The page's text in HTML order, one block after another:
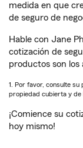
medida en que
de seguro de
Hable con Jane
cotización de
productos son los
1. Por favor, consulte
propiedad cubierta y de
¡Comience su
hoy mismo!